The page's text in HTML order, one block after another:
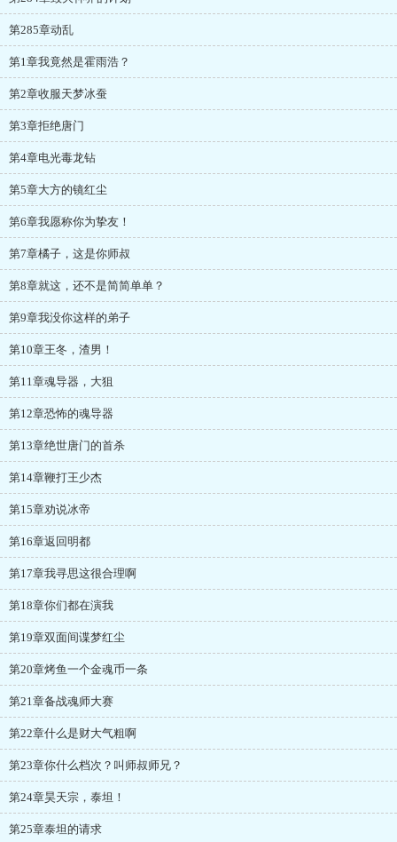
第285章动乱
第1章我竟然是霍雨浩？
第2章收服天梦冰蚕
第3章拒绝唐门
第4章电光毒龙钻
第5章大方的镜红尘
第6章我愿称你为挚友！
第7章橘子，这是你师叔
第8章就这，还不是简简单单？
第9章我没你这样的弟子
第10章王冬，渣男！
第11章魂导器，大狙
第12章恐怖的魂导器
第13章绝世唐门的首杀
第14章鞭打王少杰
第15章劝说冰帝
第16章返回明都
第17章我寻思这很合理啊
第18章你们都在演我
第19章双面间谍梦红尘
第20章烤鱼一个金魂币一条
第21章备战魂师大赛
第22章什么是财大气粗啊
第23章你什么档次？叫师叔师兄？
第24章昊天宗，泰坦！
第25章泰坦的请求